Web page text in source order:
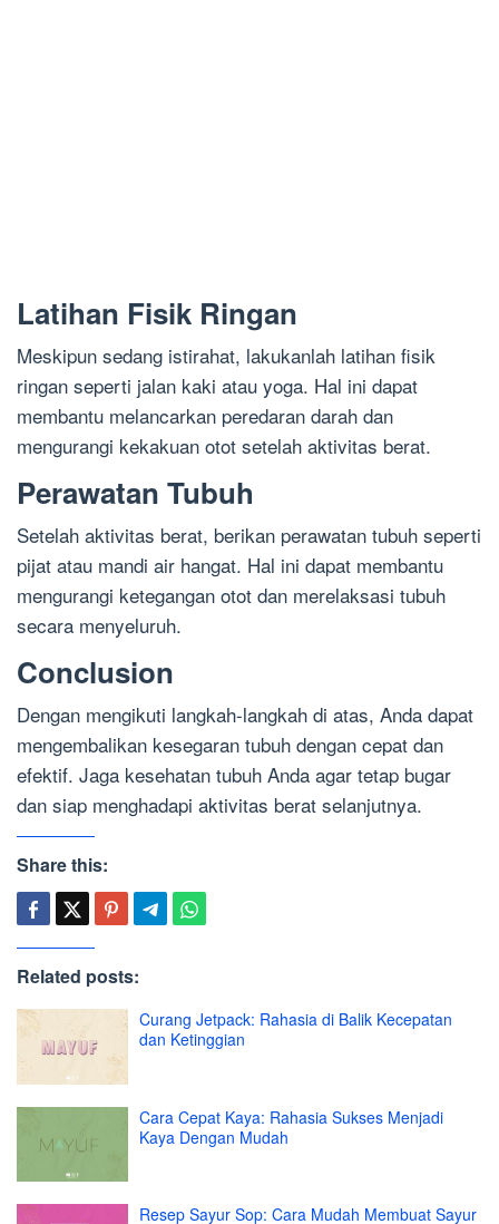
Latihan Fisik Ringan
Meskipun sedang istirahat, lakukanlah latihan fisik
ringan seperti jalan kaki atau yoga. Hal ini dapat
membantu melancarkan peredaran darah dan
mengurangi kekakuan otot setelah aktivitas berat.
Perawatan Tubuh
Setelah aktivitas berat, berikan perawatan tubuh seperti
pijat atau mandi air hangat. Hal ini dapat membantu
mengurangi ketegangan otot dan merelaksasi tubuh
secara menyeluruh.
Conclusion
Dengan mengikuti langkah-langkah di atas, Anda dapat
mengembalikan kesegaran tubuh dengan cepat dan
efektif. Jaga kesehatan tubuh Anda agar tetap bugar
dan siap menghadapi aktivitas berat selanjutnya.
Share this:
Related posts:
Curang Jetpack: Rahasia di Balik Kecepatan
dan Ketinggian
Cara Cepat Kaya: Rahasia Sukses Menjadi
Kaya Dengan Mudah
Resep Sayur Sop: Cara Mudah Membuat Sayur